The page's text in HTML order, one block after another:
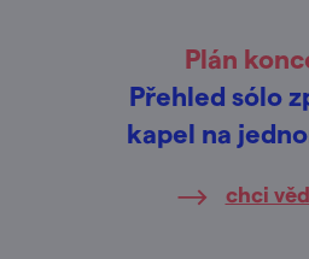
Plán
Přehled sólo
kapel na
chci